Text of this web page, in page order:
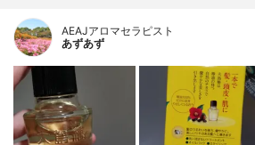
AEAJアロマセラピスト
あずあず